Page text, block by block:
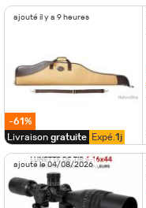
ajouté il y a 9 heures
-61%
Livraison gratuite Expé. 1j
ajouté le 04/08/2026